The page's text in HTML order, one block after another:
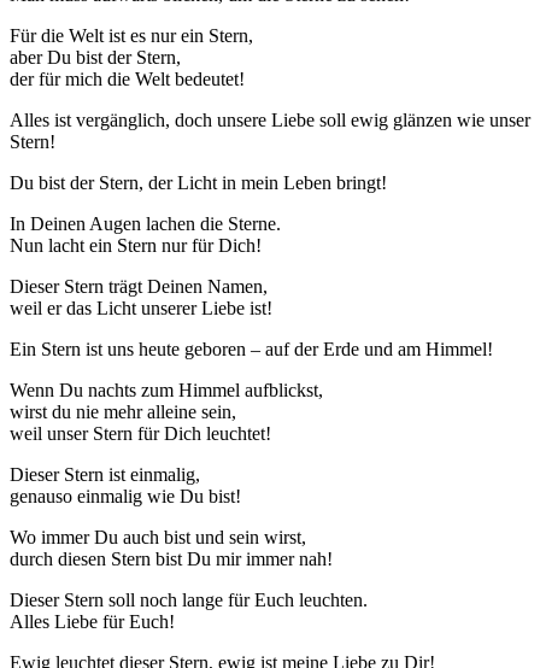
Für die Welt ist es nur ein Stern,
aber Du bist der Stern,
der für mich die Welt bedeutet!
Alles ist vergänglich, doch unsere Liebe soll ewig glänzen wie unser
Stern!
Du bist der Stern, der Licht in mein Leben bringt!
In Deinen Augen lachen die Sterne.
Nun lacht ein Stern nur für Dich!
Dieser Stern trägt Deinen Namen,
weil er das Licht unserer Liebe ist!
Ein Stern ist uns heute geboren – auf der Erde und am Himmel!
Wenn Du nachts zum Himmel aufblickst,
wirst du nie mehr alleine sein,
weil unser Stern für Dich leuchtet!
Dieser Stern ist einmalig,
genauso einmalig wie Du bist!
Wo immer Du auch bist und sein wirst,
durch diesen Stern bist Du mir immer nah!
Dieser Stern soll noch lange für Euch leuchten.
Alles Liebe für Euch!
Ewig leuchtet dieser Stern, ewig ist meine Liebe zu Dir!